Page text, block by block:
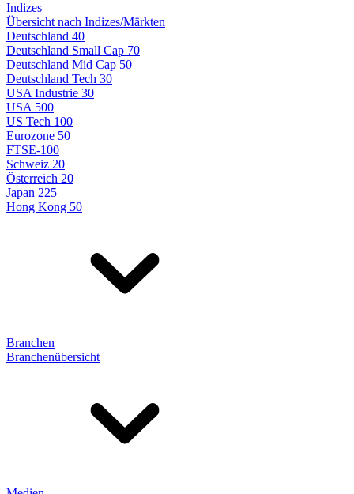
Indizes
Übersicht nach Indizes/Märkten
Deutschland 40
Deutschland Small Cap 70
Deutschland Mid Cap 50
Deutschland Tech 30
USA Industrie 30
USA 500
US Tech 100
Eurozone 50
FTSE-100
Schweiz 20
Österreich 20
Japan 225
Hong Kong 50
Branchen
Branchenübersicht